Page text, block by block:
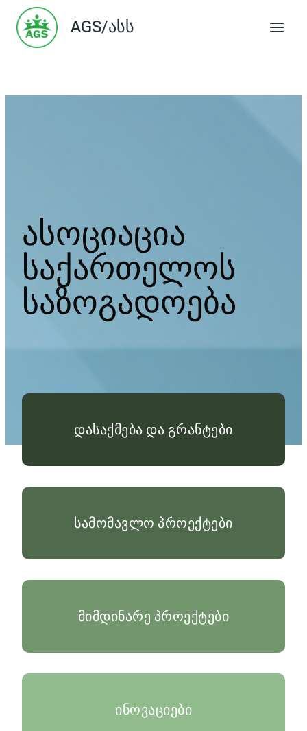
Skip
content
AGS/ასს
ასოციაცია
საქართელოს
საზოგადოება
დასაქმება და გრანტები
სამომავლო პროექტები
მიმდინარე პროექტები
ინოვაციები